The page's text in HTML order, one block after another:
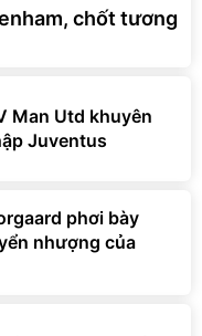
chốt tương
Man Utd khuyên
Juventus
phơi bày
nhượng của